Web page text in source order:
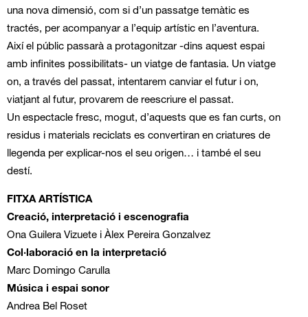
una nova dimensió, com si d’un passatge temàtic es
tractés, per acompanyar a l’equip artístic en l’aventura.
Així el públic passarà a protagonitzar -dins aquest espai
amb infinites possibilitats- un viatge de fantasia. Un viatge
on, a través del passat, intentarem canviar el futur i on,
viatjant al futur, provarem de reescriure el passat.
Un espectacle fresc, mogut, d’aquests que es fan curts, on
residus i materials reciclats es convertiran en criatures de
llegenda per explicar-nos el seu origen… i també el seu
destí.
FITXA ARTÍSTICA
Creació, interpretació i escenografia
Ona Guilera Vizuete i Àlex Pereira Gonzalvez
Col·laboració en la interpretació
Marc Domingo Carulla
Música i espai sonor
Andrea Bel Roset